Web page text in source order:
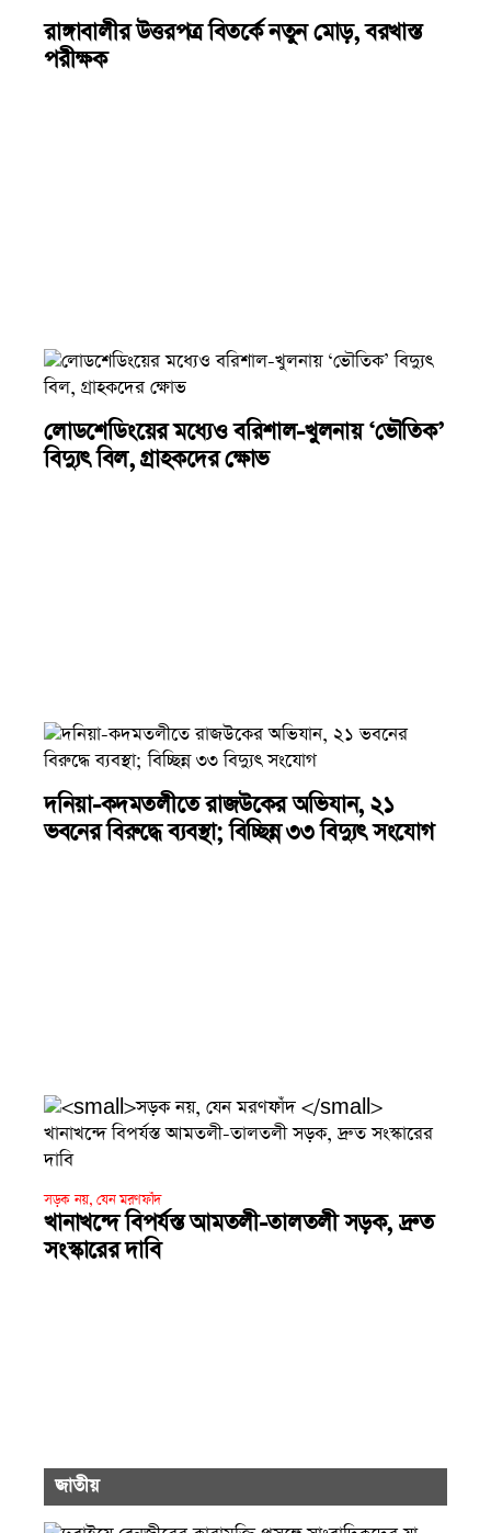
রাঙ্গাবালীর উত্তরপত্র বিতর্কে নতুন মোড়, বরখাস্ত
পরীক্ষক
লোডশেডিংয়ের মধ্যেও বরিশাল-খুলনায় ‘ভৌতিক’
বিদ্যুৎ বিল, গ্রাহকদের ক্ষোভ
দনিয়া-কদমতলীতে রাজউকের অভিযান, ২১
ভবনের বিরুদ্ধে ব্যবস্থা; বিচ্ছিন্ন ৩৩ বিদ্যুৎ সংযোগ
খানাখন্দে বিপর্যস্ত আমতলী-তালতলী সড়ক, দ্রুত
সংস্কারের দাবি
জাতীয়